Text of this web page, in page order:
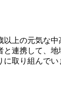
上の元気な
連携して、
取り組んでい